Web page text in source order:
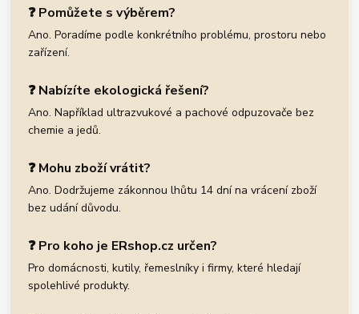
❓ Pomůžete s výběrem?
Ano. Poradíme podle konkrétního problému, prostoru nebo
zařízení.
❓ Nabízíte ekologická řešení?
Ano. Například ultrazvukové a pachové odpuzovače bez
chemie a jedů.
❓ Mohu zboží vrátit?
Ano. Dodržujeme zákonnou lhůtu 14 dní na vrácení zboží
bez udání důvodu.
❓ Pro koho je ERshop.cz určen?
Pro domácnosti, kutily, řemeslníky i firmy, které hledají
spolehlivé produkty.